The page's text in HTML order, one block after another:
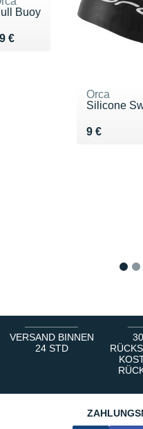
Buoy
€ 19 €
Orca
Silicone
9 €
Vendu 9 €
VERSAND BINNEN
24 STD